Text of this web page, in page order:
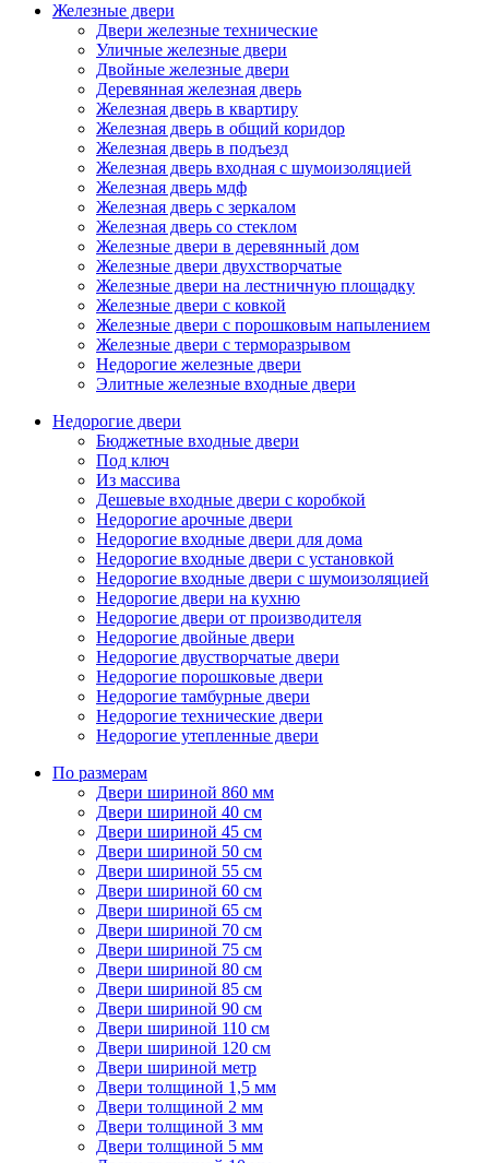
Железные двери
Двери железные технические
Уличные железные двери
Двойные железные двери
Деревянная железная дверь
Железная дверь в квартиру
Железная дверь в общий коридор
Железная дверь в подъезд
Железная дверь входная с шумоизоляцией
Железная дверь мдф
Железная дверь с зеркалом
Железная дверь со стеклом
Железные двери в деревянный дом
Железные двери двухстворчатые
Железные двери на лестничную площадку
Железные двери с ковкой
Железные двери с порошковым напылением
Железные двери с терморазрывом
Недорогие железные двери
Элитные железные входные двери
Недорогие двери
Бюджетные входные двери
Под ключ
Из массива
Дешевые входные двери с коробкой
Недорогие арочные двери
Недорогие входные двери для дома
Недорогие входные двери с установкой
Недорогие входные двери с шумоизоляцией
Недорогие двери на кухню
Недорогие двери от производителя
Недорогие двойные двери
Недорогие двустворчатые двери
Недорогие порошковые двери
Недорогие тамбурные двери
Недорогие технические двери
Недорогие утепленные двери
По размерам
Двери шириной 860 мм
Двери шириной 40 см
Двери шириной 45 см
Двери шириной 50 см
Двери шириной 55 см
Двери шириной 60 см
Двери шириной 65 см
Двери шириной 70 см
Двери шириной 75 см
Двери шириной 80 см
Двери шириной 85 см
Двери шириной 90 см
Двери шириной 110 см
Двери шириной 120 см
Двери шириной метр
Двери толщиной 1,5 мм
Двери толщиной 2 мм
Двери толщиной 3 мм
Двери толщиной 5 мм